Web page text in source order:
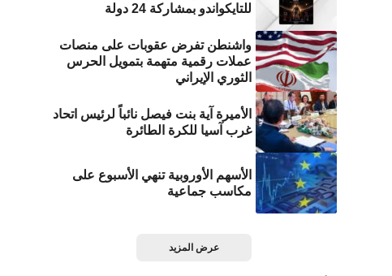
للتايكواندو بمشاركة 24 دولة
واشنطن تفرض عقوبات على منصات
عملات رقمية متهمة بتمويل الحرس
الثوري الإيراني
الأميرة آية بنت فيصل نائباً لرئيس اتحاد
غرب آسيا للكرة الطائرة
الأسهم الأوروبية تنهي الأسبوع على
مكاسب جماعية
عرض المزيد